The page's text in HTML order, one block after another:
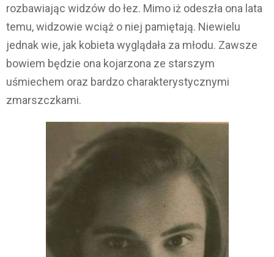
rozbawiając widzów do łez. Mimo iż odeszła ona lata
temu, widzowie wciąż o niej pamiętają. Niewielu
jednak wie, jak kobieta wyglądała za młodu. Zawsze
bowiem będzie ona kojarzona ze starszym
uśmiechem oraz bardzo charakterystycznymi
zmarszczkami.